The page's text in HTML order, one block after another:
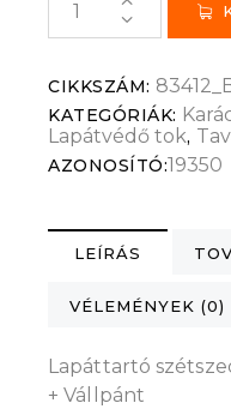
CIKKSZÁM:
KATEGÓRIÁK:
Lapátvédő tok,
AZONOSÍTÓ:19350
LEÍRÁS
VÉLEMÉNYEK (0)
Lapáttartó
+ Vállpánt